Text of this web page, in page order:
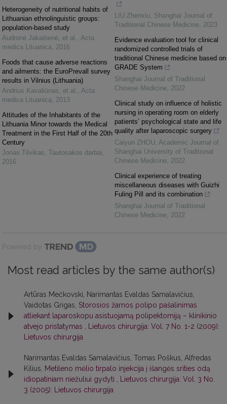
Heterogeneity of nutritional habits of
Lithuanian ethnolinguistic groups:
population-based study
Audronė Jakaitienė, et al. , Acta
medica Lituanica, 2016
Foods that cause adverse reactions
and ailments: the EuroPrevall survey
results in Vilnius (Lithuania)
Andrius Kavaliūnas, et al. , Acta
medica Lituanica, 2013
Attitudes of the Inhabitants of the
Lithuania Minor towards the Medical
Treatment in the First Half of the 20th
Century
Jonas Tilvikas, Tautosakos darbai,
2016
LIU Zhenxiu, Shanghai Journal of
Traditional Chinese Medicine, 2023
Evidence evaluation tool for clinical
randomized controlled trials of
traditional Chinese medicine based on
GRADE System
Shanghai Journal of Traditional
Chinese Medicine, 2022
Clinical study on influence of holistic
nursing in operating room on elderly
patients’ psychological state and life
quality after laparoscopic surgery
Caiyun ZHOU, Academic Journal of
Shanghai University of Traditional
Chinese Medicine, 2022
Clinical experience of treating
miscellaneous diseases with Guizhi
Fuling Pill and its combination
Shanghai Journal of Traditional
Chinese Medicine, 2022
Powered by
Most read articles by the same author(s)
Artūras Mečkovski, Narimantas Evaldas Samalavičius,
Vaidotas Grigas, Storosios žarnos polipo pašalinimas
atliekant laparoskopu asistuojamą polipektomiją – klinikinio
atvejo pristatymas
Lietuvos chirurgija: Vol. 7 No. 1-2 (2009):
Lietuvos chirurgija
Narimantas Evaldas Samalavičius, Tomas Poškus, Alfredas
Kilius,
Metileno mėlio tirpalo injekcija į išangės srities odą
idiopatiniam niežuliui gydyti
Lietuvos chirurgija: Vol. 3 No.
3 (2005): Lietuvos chirurgija